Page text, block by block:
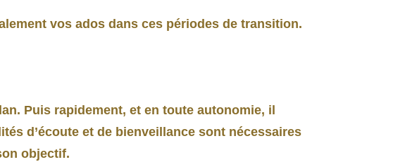
vos ados dans ces périodes de transition.
Puis rapidement, et en toute autonomie, il
d’écoute et de bienveillance sont nécessaires
objectif.